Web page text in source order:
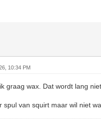
10:34 PM
graag wax. Dat wordt lang
spul van squirt maar wil niet